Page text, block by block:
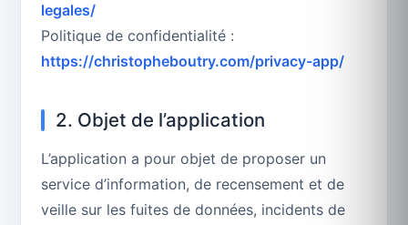
legales/
Politique de confidentialité :
https://christopheboutry.com/privacy-app/
2. Objet de l’application
L’application a pour objet de proposer un
service d’information, de recensement et de
veille sur les fuites de données, incidents de